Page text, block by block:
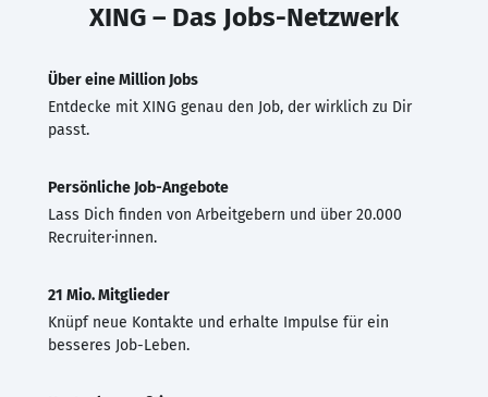
XING – Das Jobs-Netzwerk
Über eine Million Jobs
Entdecke mit XING genau den Job, der wirklich zu Dir
passt.
Persönliche Job-Angebote
Lass Dich finden von Arbeitgebern und über 20.000
Recruiter·innen.
21 Mio. Mitglieder
Knüpf neue Kontakte und erhalte Impulse für ein
besseres Job-Leben.